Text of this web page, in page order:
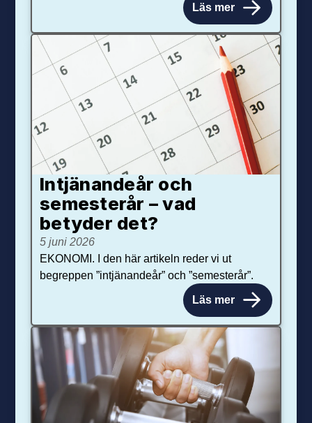
Läs mer
Intjänandeår och
semesterår – vad
betyder det?
5 juni 2026
EKONOMI. I den här artikeln reder vi ut
begreppen ”intjänandeår” och ”semesterår”.
Läs mer